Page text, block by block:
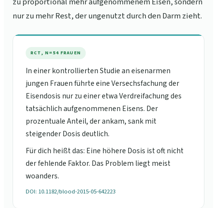
nur zu mehr Rest, der ungenutzt durch den Darm zieht.
RCT, N=54 FRAUEN
In einer kontrollierten Studie an eisenarmen
jungen Frauen führte eine Versechsfachung der
Eisendosis nur zu einer etwa Verdreifachung des
tatsächlich aufgenommenen Eisens. Der
prozentuale Anteil, der ankam, sank mit
steigender Dosis deutlich.
Für dich heißt das: Eine höhere Dosis ist oft nicht
der fehlende Faktor. Das Problem liegt meist
woanders.
DOI: 10.1182/blood-2015-05-642223